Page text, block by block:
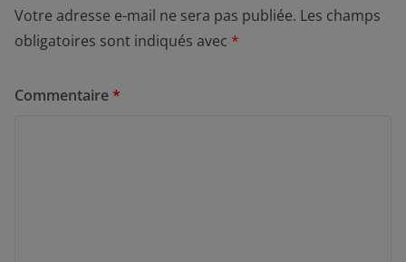
Votre adresse e-mail ne sera pas publiée. Les champs
obligatoires sont indiqués avec *
Commentaire*